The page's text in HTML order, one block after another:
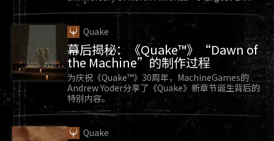
party.
Quake
幕后揭秘：《Quake™》“Dawn of
the Machine”的制作过程
为庆祝《Quake™》30周年，MachineGames的
Andrew Yoder分享了《Quake》新章节诞生背后的
特别内容。
Quake